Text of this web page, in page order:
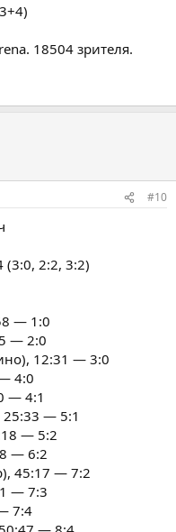
18504 зрителя.
#10
2:2, 3:2)
— 1:0
— 2:0
12:31 — 3:0
4:0
— 4:1
— 5:1
— 5:2
— 6:2
45:17 — 7:2
— 7:3
7:4